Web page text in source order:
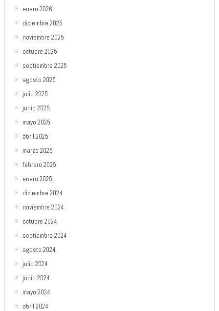
enero 2026
diciembre 2025
noviembre 2025
octubre 2025
septiembre 2025
agosto 2025
julio 2025
junio 2025
mayo 2025
abril 2025
marzo 2025
febrero 2025
enero 2025
diciembre 2024
noviembre 2024
octubre 2024
septiembre 2024
agosto 2024
julio 2024
junio 2024
mayo 2024
abril 2024